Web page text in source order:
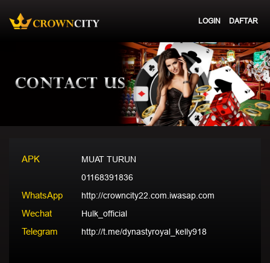
LOGIN DAFTAR
APK
MUAT TURUN
01168391836
WhatsApp http://crowncity22.com.iwasap.com
Wechat Hulk_official
Telegram http://t.me/dynastyroyal_kelly918